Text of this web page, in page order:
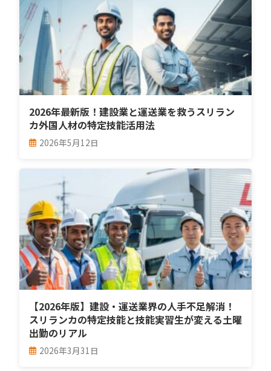
2026年最新版！建設業と運送業を救うスリラン
カ外国人材の特定技能活用法
2026年5月12日
【2026年版】建設・運送業界の人手不足解消！
スリランカの特定技能と技能実習生が変える土曜
出勤のリアル
2026年3月31日